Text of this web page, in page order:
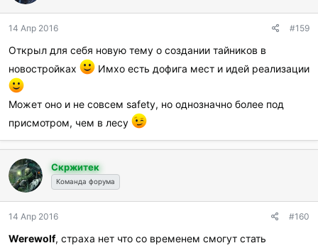
14 Апр 2016 #159
Открыл для себя новую тему о создании тайников в
новостройках
Имхо есть дофига мест и идей реализации
Может оно и не совсем safety, но однозначно более под
присмотром, чем в лесу
Скржитек
Команда форума
14 Апр 2016 #160
Werewolf, страха нет что со временем смогут стать